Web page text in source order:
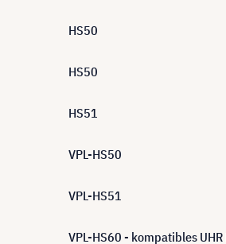
HS50
HS50
HS51
VPL-HS50
VPL-HS51
VPL-HS60 - kompatibles